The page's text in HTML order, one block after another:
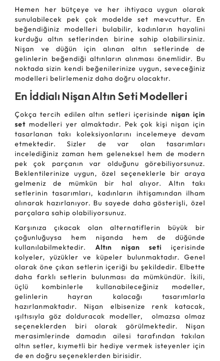
Hemen her bütçeye ve her ihtiyaca uygun olarak
sunulabilecek pek çok modelde set mevcuttur. En
beğendiğiniz modelleri bulabilir, kadınların hayalini
kurduğu altın setlerinden birine sahip olabilirsiniz.
Nişan ve düğün için alınan altın setlerinde de
gelinlerin beğendiği altınların alınması önemlidir. Bu
noktada sizin kendi beğenilerinize uygun, seveceğiniz
modelleri belirlemeniz daha doğru olacaktır.
En İddialı Nişan Altın Seti Modelleri
Çokça tercih edilen altın setleri içerisinde nişan için
set modelleri yer almaktadır. Pek çok kişi nişan için
tasarlanan takı koleksiyonlarını incelemeye devam
etmektedir. Sizler de var olan tasarımları
incelediğiniz zaman hem geleneksel hem de modern
pek çok parçanın var olduğunu görebiliyorsunuz.
Beklentilerinize uygun, özel seçeneklerle bir araya
gelmeniz de mümkün bir hal alıyor. Altın takı
setlerinin tasarımları, kadınların ihtişamından ilham
alınarak hazırlanıyor. Bu sayede daha gösterişli, özel
parçalara sahip olabiliyorsunuz.
Karşınıza çıkacak olan alternatiflerin büyük bir
çoğunluğuysa hem nişanda hem de düğünde
kullanılabilmektedir. Altın nişan seti içerisinde
kolyeler, yüzükler ve küpeler bulunmaktadır. Genel
olarak öne çıkan setlerin içeriği bu şekildedir. Elbette
daha farklı setlerin bulunması da mümkündür. İkili,
üçlü kombinlerle kullanabileceğiniz modeller,
gelinlerin hayran kalacağı tasarımlarla
hazırlanmaktadır. Nişan elbisenize renk katacak,
ışıltısıyla göz dolduracak modeller, olmazsa olmaz
seçeneklerden biri olarak görülmektedir. Nişan
merasimlerinde damadın ailesi tarafından takılan
altın setler, kıymetli bir hediye vermek isteyenler için
de en doğru seçeneklerden birisidir.